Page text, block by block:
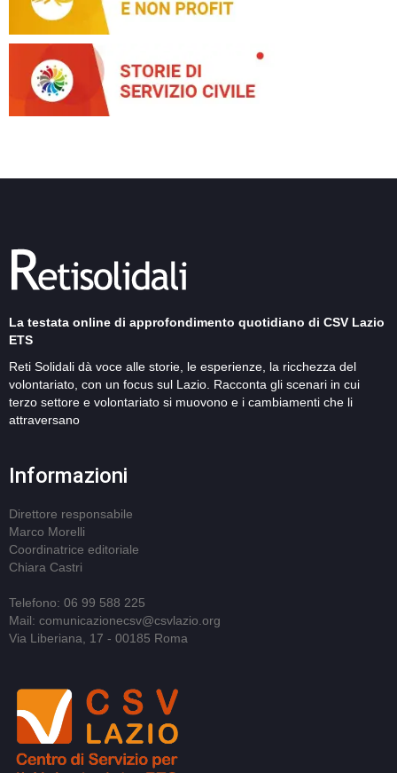
La testata online di approfondimento quotidiano di CSV Lazio
ETS
Reti Solidali dà voce alle storie, le esperienze, la ricchezza del
volontariato, con un focus sul Lazio. Racconta gli scenari in cui
terzo settore e volontariato si muovono e i cambiamenti che li
attraversano
Informazioni
Direttore responsabile
Marco Morelli
Coordinatrice editoriale
Chiara Castri
Telefono: 06 99 588 225
Mail: comunicazionecsv@csvlazio.org
Via Liberiana, 17 - 00185 Roma